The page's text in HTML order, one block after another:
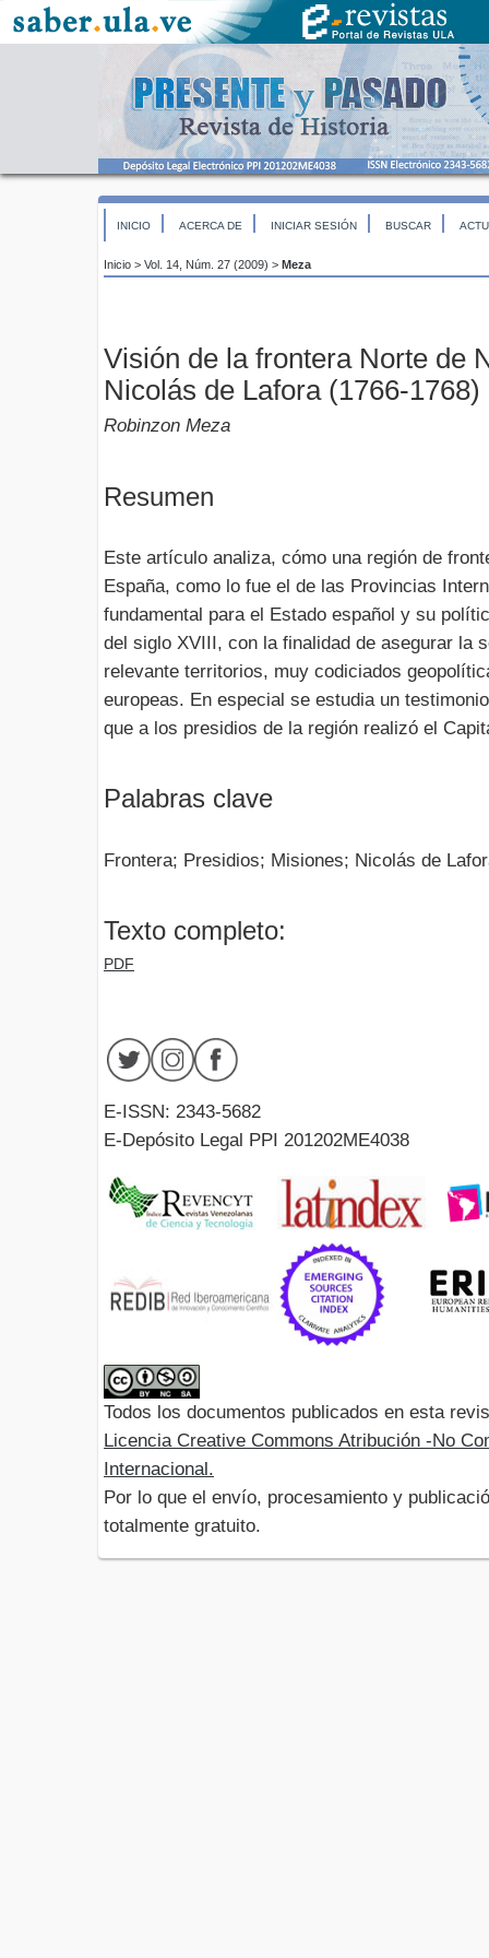
INICIO ACERCA DE INICIAR SESIÓN BUSCAR
Inicio > Vol. 14, Núm. 27 (2009) > Meza
Visión de la frontera Norte de
Nicolás de Lafora (1766-1768)
Robinzon Meza
Resumen
Este artículo analiza, cómo una región de
España, como lo fue el de las Provincias
fundamental para el Estado español y su
del siglo XVIII, con la finalidad de asegurar la
relevante territorios, muy codiciados
europeas. En especial se estudia un
que a los presidios de la región realizó el
Palabras clave
Frontera; Presidios; Misiones; Nicolás de
Texto completo:
PDF
E-ISSN: 2343-5682
E-Depósito Legal PPI 201202ME4038
Todos los documentos publicados en esta
Licencia Creative Commons Atribución -No
Internacional.
Por lo que el envío, procesamiento y
totalmente gratuito.